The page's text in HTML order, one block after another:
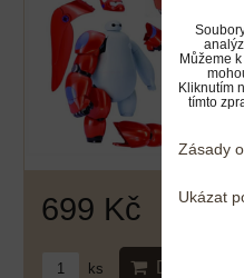
699 Kč
ks DO
Můžeme
Kliknutím
tímto
Zásady
Ukázat